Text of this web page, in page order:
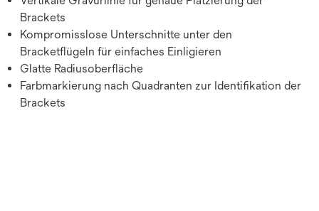
Brackets
Kompromisslose Unterschnitte unter den
Bracketflügeln für einfaches Einligieren
Glatte Radiusoberfläche
Farbmarkierung nach Quadranten zur Identifikation der
Brackets